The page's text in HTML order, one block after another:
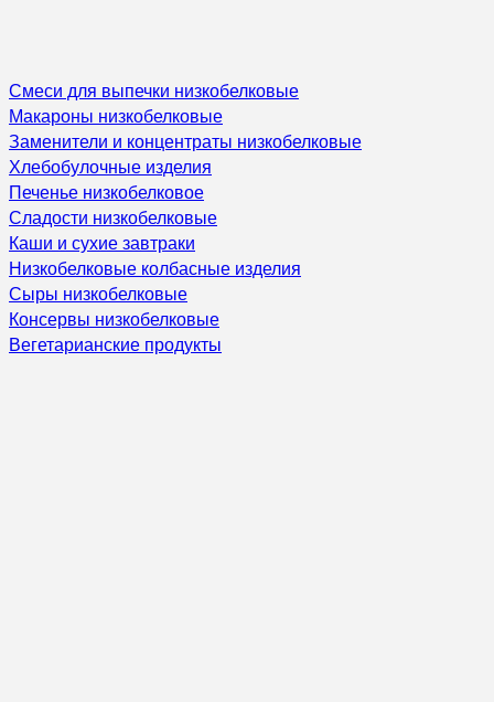
Смеси для выпечки низкобелковые
Макароны низкобелковые
Заменители и концентраты низкобелковые
Хлебобулочные изделия
Печенье низкобелковое
Сладости низкобелковые
Каши и сухие завтраки
Низкобелковые колбасные изделия
Сыры низкобелковые
Консервы низкобелковые
Вегетарианские продукты